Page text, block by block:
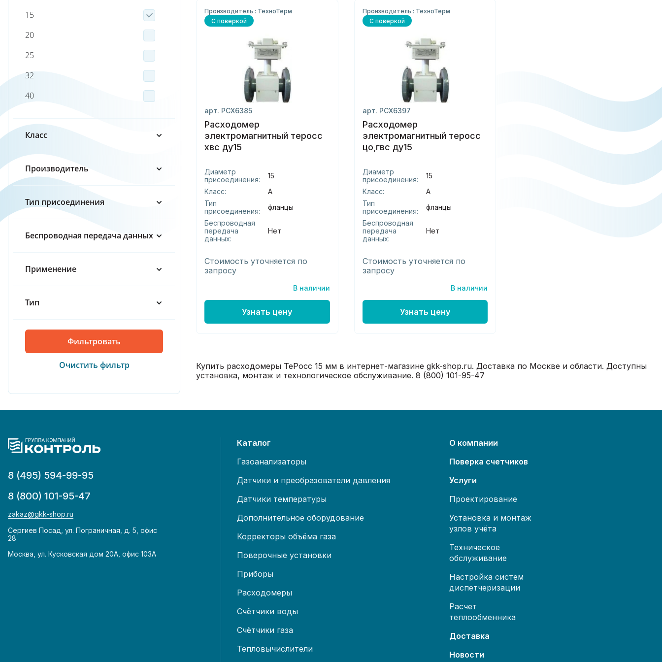
15
20
25
32
40
65
80
100
150
300
Класс
Производитель
Тип присоединения
Беспроводная передача данных
Применение
Тип
Производитель : ТехноТерм
С поверкой
арт. РСХ6385
Расходомер
электромагнитный теросс
хвс ду15
Диаметр
присоединения:
15
Класс:
А
Тип
присоединения:
фланцы
Беспроводная
передача
данных:
Нет
Стоимость уточняется по
запросу
В наличии
Узнать цену
Производитель : ТехноТерм
С поверкой
арт. РСХ6397
Расходомер
электромагнитный теросс
цо,гвс ду15
Диаметр
присоединения:
15
Класс:
А
Тип
присоединения:
фланцы
Беспроводная
передача
данных:
Нет
Стоимость уточняется по
запросу
В наличии
Узнать цену
Купить расходомеры ТеРосс 15 мм в интернет-магазине gkk-shop.ru. Доставка по Москве и области. Доступны
установка, монтаж и технологическое обслуживание. 8 (800) 101-95-47
8 (495) 594-99-95
8 (800) 101-95-47
zakaz@gkk-shop.ru
Сергиев Посад, ул. Пограничная, д. 5, офис
28
Москва, ул. Кусковская дом 20А, офис 103А
Каталог
Газоанализаторы
Датчики и преобразователи давления
Датчики температуры
Дополнительное оборудование
Корректоры объёма газа
Поверочные установки
Приборы
Расходомеры
Счётчики воды
Счётчики газа
Тепловычислители
О компании
Поверка счетчиков
Услуги
Проектирование
Установка и монтаж
узлов учёта
Техническое
обслуживание
Настройка систем
диспетчеризации
Расчет
теплообменника
Доставка
Новости